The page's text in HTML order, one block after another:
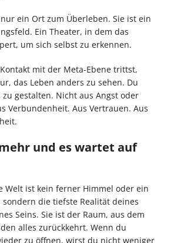
ein Ort zum Überleben. Sie ist ein
Ein Theater, in dem das
um sich selbst zu erkennen.
mit der Meta-Ebene trittst,
das Leben anders zu sehen. Du
gestalten. Nicht aus Angst oder
Verbundenheit. Aus Vertrauen. Aus
und es wartet auf
Welt ist kein ferner Himmel oder ein
sondern die tiefste Realität deines
Seins. Sie ist der Raum, aus dem
alles zurückkehrt. Wenn du
zu öffnen, wirst du nicht weniger